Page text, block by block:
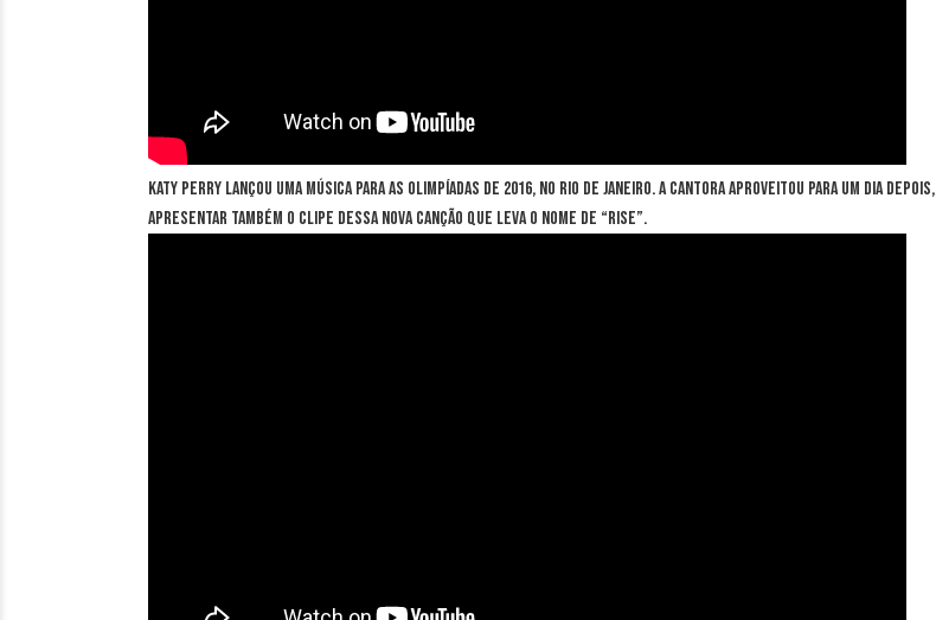
Katy Perry lançou uma música para as Olimpíadas de 2016, no Rio de Janeiro. A cantora aproveitou para um dia depois,
apresentar também o clipe dessa nova canção que leva o nome de “Rise”.